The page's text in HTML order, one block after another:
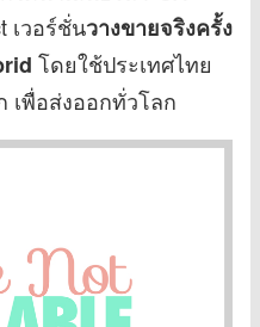
เวอร์ชั่นวางขายจริงครั้ง
โดยใช้ประเทศไทย
เพื่อส่งออกทั่วโลก